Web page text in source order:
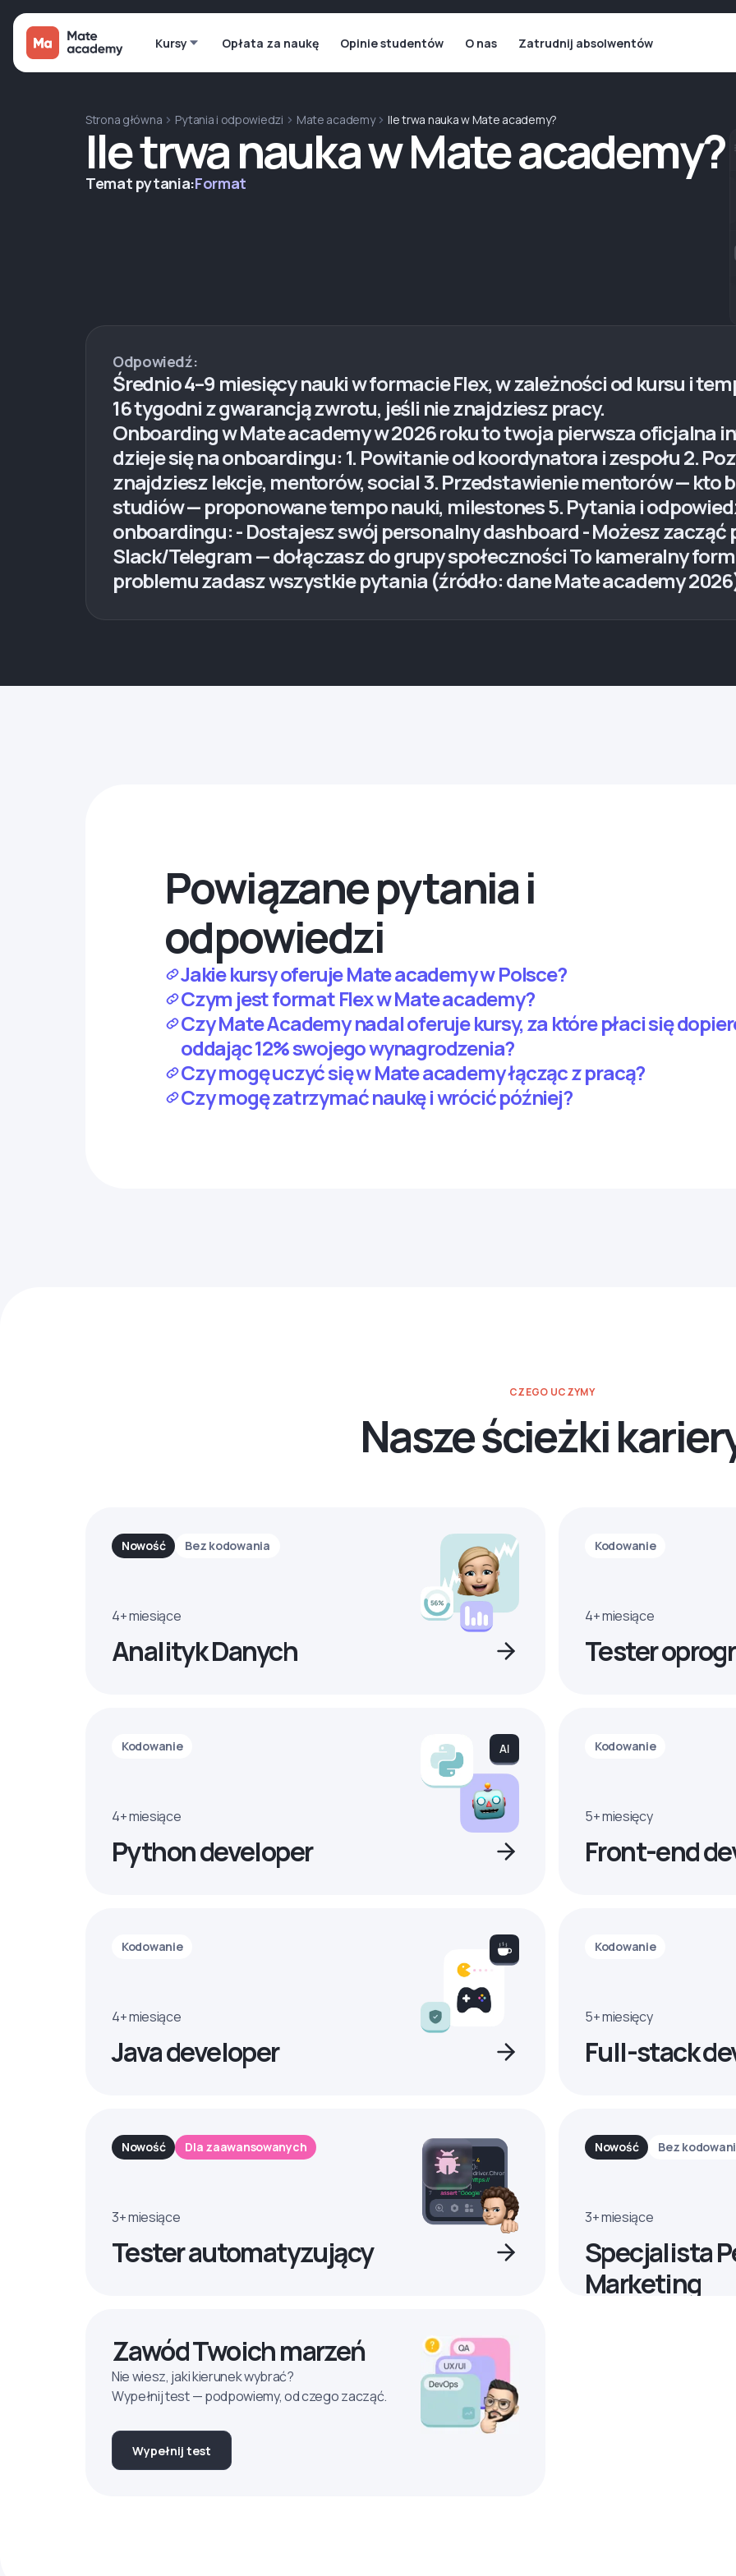
Kursy Opłata za naukę Opinie studentów O nas Zatrudnij absolwentów
Strona główna Pytania i odpowiedzi Mate academy Ile trwa nauka w Mate academy?
Ile trwa nauka w Mate academy?
Temat pytania:Format
Odpowiedź:
Średnio 4–9 miesięcy nauki w formacie Flex, w zależności od kursu i
16 tygodni z gwarancją zwrotu, jeśli nie znajdziesz pracy.
Onboarding w Mate academy w 2026 roku to twoja pierwsza oficjalna
dzieje się na onboardingu: 1. Powitanie od koordynatora i zespołu 2.
znajdziesz lekcje, mentorów, social 3. Przedstawienie mentorów — kto
studiów — proponowane tempo nauki, milestones 5. Pytania i
onboardingu: - Dostajesz swój personalny dashboard - Możesz zacząć
Slack/Telegram — dołączasz do grupy społeczności To kameralny
problemu zadasz wszystkie pytania (źródło: dane Mate academy
Powiązane pytania i
odpowiedzi
Jakie kursy oferuje Mate academy w Polsce?
Czym jest format Flex w Mate academy?
Czy Mate Academy nadal oferuje kursy, za które płaci się
oddając 12% swojego wynagrodzenia?
Czy mogę uczyć się w Mate academy łącząc z pracą?
Czy mogę zatrzymać naukę i wrócić później?
CZEGO UCZYMY
Nasze ścieżki
Nowość Bez kodowania
4+ miesiące
Analityk Danych
Kodowanie
4+ miesiące
Tester
Kodowanie
4+ miesiące
Python developer
Kodowanie
5+ miesięcy
Front-end
Kodowanie
4+ miesiące
Java developer
Kodowanie
5+ miesięcy
Full-stack
Nowość Dla zaawansowanych
3+ miesiące
Tester automatyzujący
Nowość Bez
3+ miesiące
Specjalista
Marketing
Zawód Twoich marzeń
Nie wiesz, jaki kierunek wybrać?
Wypełnij test — podpowiemy, od czego zacząć.
Wypełnij test